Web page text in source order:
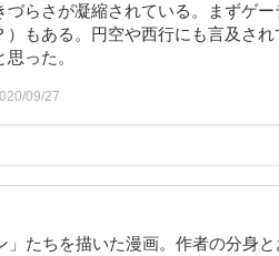
らさが凝縮されている。まずゲー
）もある。円空や西行にも言及さ
った。
09/27
たちを描いた漫画。作者の分身